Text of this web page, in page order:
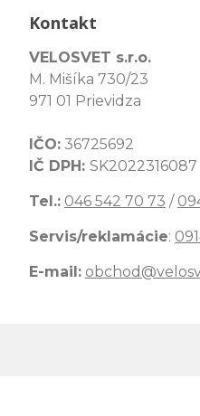
Kontakt
VELOSVET s.r.o.
M. Mišíka 730/23
971 01 Prievidza
IČO: 36725692
IČ DPH: SK2022316087
Tel.: 046 542 70 73 /
Servis/reklamácie:
E-mail: